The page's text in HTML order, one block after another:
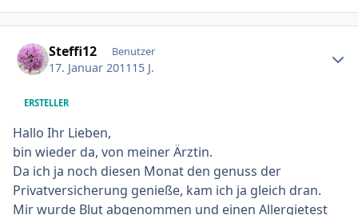
Steffi12 Benutzer
17. Januar 2011 15 J.
ERSTELLER
Hallo Ihr Lieben,
bin wieder da, von meiner Ärztin.
Da ich ja noch diesen Monat den genuss der
Privatversicherung genieße, kam ich ja gleich dran.
Mir wurde Blut abgenommen und einen Allergietest